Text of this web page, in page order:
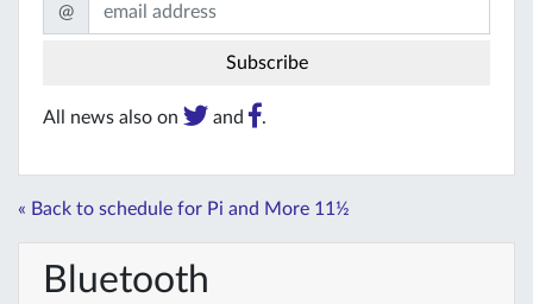
@
All news also on and .
« Back to schedule for Pi and More 11½
Bluetooth